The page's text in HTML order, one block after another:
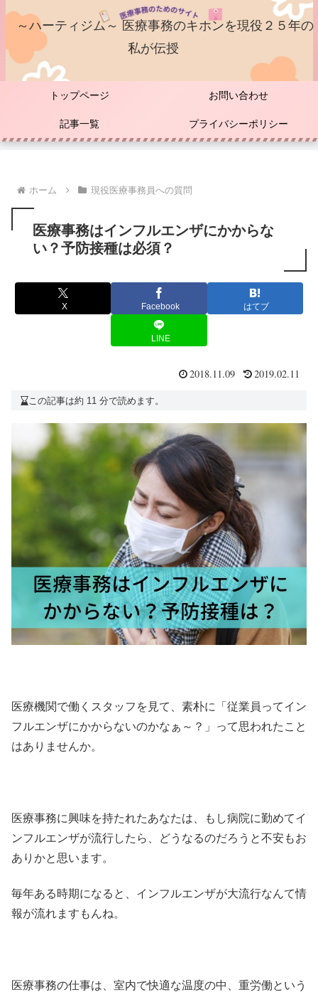
～ハーティジム～ 医療事務のキホンを現役２５年の
私が伝授
トップページ お問い合わせ
記事一覧 プライバシーポリシー
ホーム 現役医療事務員への質問
医療事務はインフルエンザにかからな
い？予防接種は必須？
X Facebook はてブ
LINE
2018.11.09 2019.02.11
この記事は約 11 分で読めます。
医療機関で働くスタッフを見て、素朴に「従業員ってイン
フルエンザにかからないのかなぁ～？」って思われたこと
はありませんか。
医療事務に興味を持たれたあなたは、もし病院に勤めてイ
ンフルエンザが流行したら、どうなるのだろうと不安もお
ありかと思います。
毎年ある時期になると、インフルエンザが大流行なんて情
報が流れますもんね。
医療事務の仕事は、室内で快適な温度の中、重労働という